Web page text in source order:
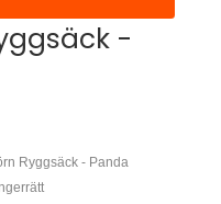
-
Ryggsäck - Panda